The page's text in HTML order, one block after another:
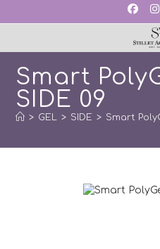
Smart
SIDE 09
> GEL > SIDE > Smart